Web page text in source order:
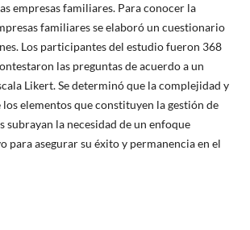
empresas familiares. Para conocer la
familiares se elaboró un cuestionario
Los participantes del estudio fueron 368
las preguntas de acuerdo a un
Likert. Se determinó que la complejidad y
elementos que constituyen la gestión de
subrayan la necesidad de un enfoque
para asegurar su éxito y permanencia en el